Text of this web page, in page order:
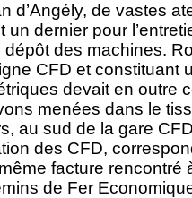
d’Angély, de vastes
un dernier pour
des machines.
CFD et constituant
devait en outre
menées dans le
au sud de la gare
des CFD,
facture
de Fer